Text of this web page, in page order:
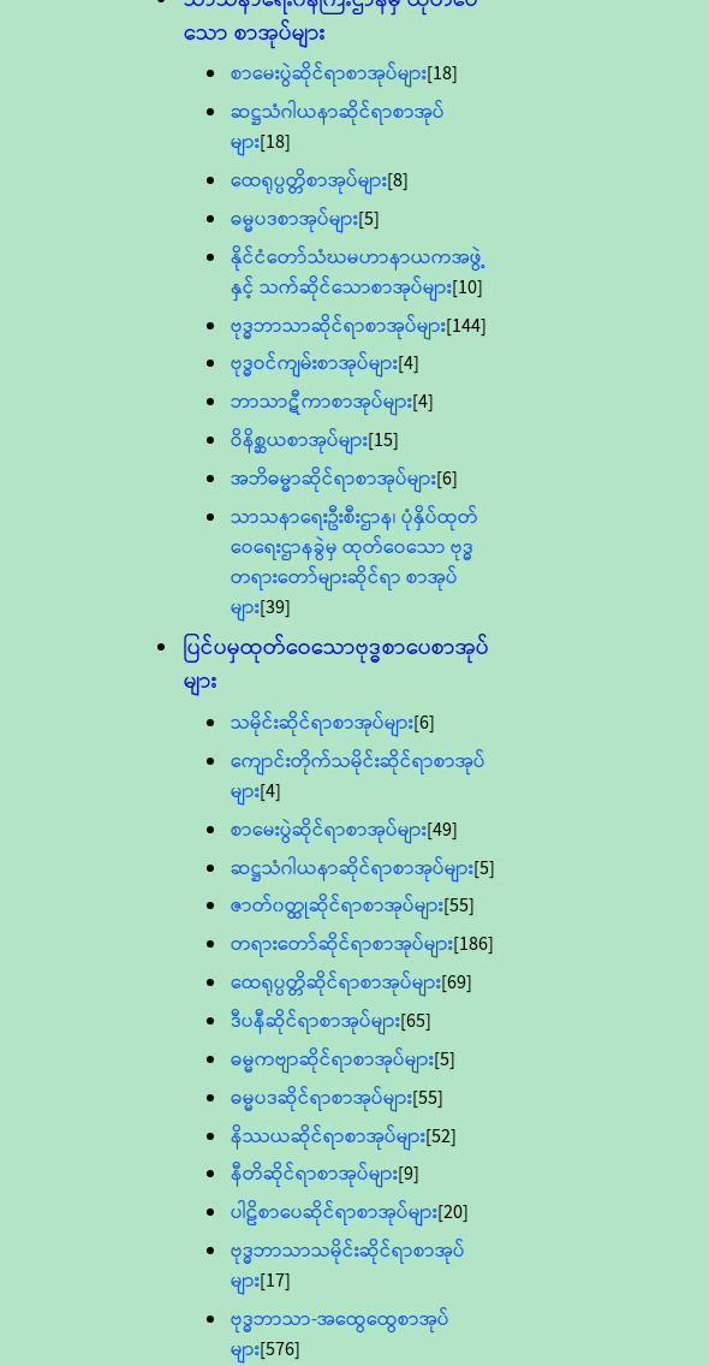
သော စာအုပ်များ
စာမေးပွဲဆိုင်ရာစာအုပ်များ[18]
ဆဋ္ဌသံဂါယနာဆိုင်ရာစာအုပ်
များ[18]
ထေရုပ္ပတ္တိစာအုပ်များ[8]
ဓမ္မပဒစာအုပ်များ[5]
နိုင်ငံတော်သံဃမဟာနာယကအဖွဲ့
နှင့် သက်ဆိုင်သောစာအုပ်များ[10]
ဗုဒ္ဓဘာသာဆိုင်ရာစာအုပ်များ[144]
ဗုဒ္ဓဝင်ကျမ်းစာအုပ်များ[4]
ဘာသာဋီကာစာအုပ်များ[4]
ဝိနိစ္ဆယစာအုပ်များ[15]
အဘိဓမ္မာဆိုင်ရာစာအုပ်များ[6]
သာသနာရေးဦးစီးဌာန၊ ပုံနှိပ်ထုတ်
ဝေရေးဌာနခွဲမှ ထုတ်ဝေသော ဗုဒ္ဓ
တရားတော်များဆိုင်ရာ စာအုပ်
များ[39]
ပြင်ပမှထုတ်ဝေသောဗုဒ္ဓစာပေစာအုပ်
များ
သမိုင်းဆိုင်ရာစာအုပ်များ[6]
ကျောင်းတိုက်သမိုင်းဆိုင်ရာစာအုပ်
များ[4]
စာမေးပွဲဆိုင်ရာစာအုပ်များ[49]
ဆဋ္ဌသံဂါယနာဆိုင်ရာစာအုပ်များ[5]
ဇာတ်၀တ္ထုဆိုင်ရာစာအုပ်များ[55]
တရားတော်ဆိုင်ရာစာအုပ်များ[186]
ထေရုပ္ပတ္တိဆိုင်ရာစာအုပ်များ[69]
ဒီပနီဆိုင်ရာစာအုပ်များ[65]
ဓမ္မကဗျာဆိုင်ရာစာအုပ်များ[5]
ဓမ္မပဒဆိုင်ရာစာအုပ်များ[55]
နိဿယဆိုင်ရာစာအုပ်များ[52]
နီတိဆိုင်ရာစာအုပ်များ[9]
ပါဠိစာပေဆိုင်ရာစာအုပ်များ[20]
ဗုဒ္ဓဘာသာသမိုင်းဆိုင်ရာစာအုပ်
များ[17]
ဗုဒ္ဓဘာသာ-အထွေထွေစာအုပ်
များ[576]